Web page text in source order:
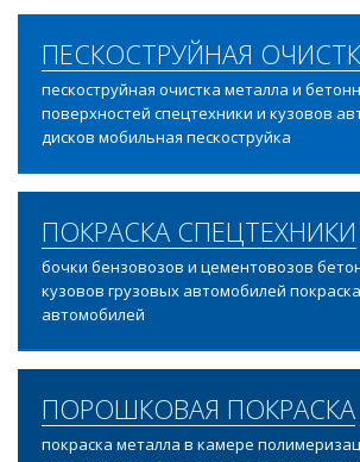
ПЕСКОСТРУЙНАЯ
пескоструйная очистка металла и
поверхностей спецтехники и кузовов
дисков мобильная пескоструйка
ПОКРАСКА СПЕЦТЕХНИКИ
бочки бензовозов и цементовозов
кузовов грузовых автомобилей
автомобилей
ПОРОШКОВАЯ ПОКРАСКА
покраска металла в камере